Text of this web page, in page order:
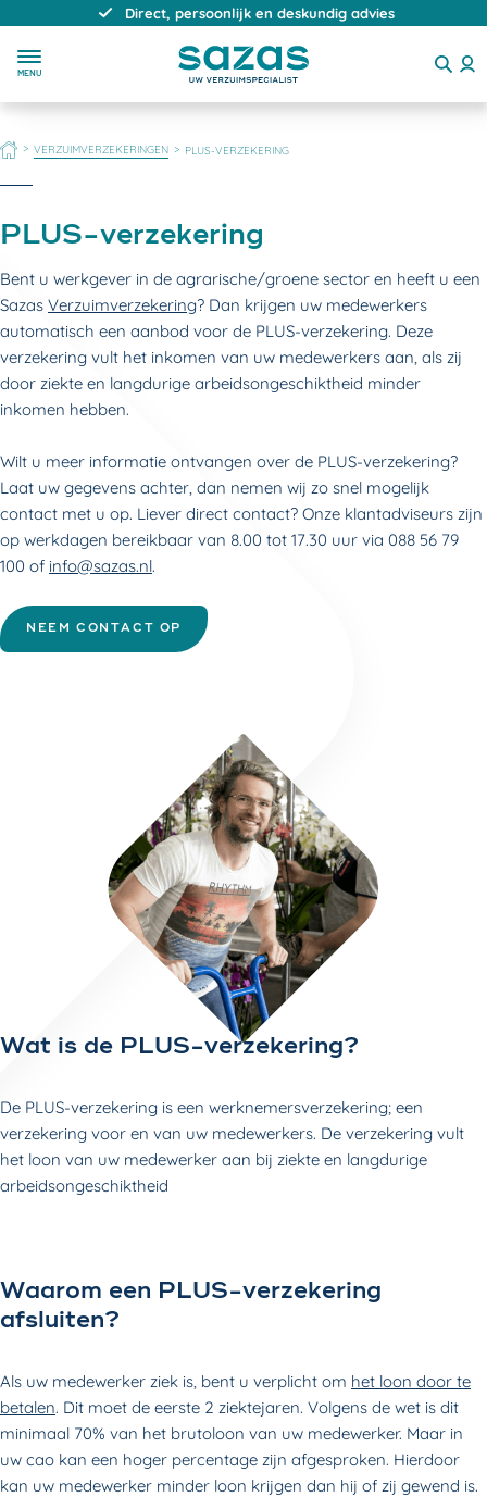
Direct, persoonlijk en deskundig advies
MENU
HOME VERZUIMVERZEKERINGEN PLUS-VERZEKERING
PLUS-verzekering
Bent u werkgever in de agrarische/groene sector en heeft u een
Sazas Verzuimverzekering? Dan krijgen uw medewerkers
automatisch een aanbod voor de PLUS-verzekering. Deze
verzekering vult het inkomen van uw medewerkers aan, als zij
door ziekte en langdurige arbeidsongeschiktheid minder
inkomen hebben.
Wilt u meer informatie ontvangen over de PLUS-verzekering?
Laat uw gegevens achter, dan nemen wij zo snel mogelijk
contact met u op. Liever direct contact? Onze klantadviseurs zijn
op werkdagen bereikbaar van 8.00 tot 17.30 uur via 088 56 79
100 of info@sazas.nl.
NEEM CONTACT OP
Wat is de PLUS-verzekering?
De PLUS-verzekering is een werknemersverzekering; een
verzekering voor en van uw medewerkers. De verzekering vult
het loon van uw medewerker aan bij ziekte en langdurige
arbeidsongeschiktheid
Waarom een PLUS-verzekering
afsluiten?
Als uw medewerker ziek is, bent u verplicht om het loon door te
betalen. Dit moet de eerste 2 ziektejaren. Volgens de wet is dit
minimaal 70% van het brutoloon van uw medewerker. Maar in
uw cao kan een hoger percentage zijn afgesproken. Hierdoor
kan uw medewerker minder loon krijgen dan hij of zij gewend is.